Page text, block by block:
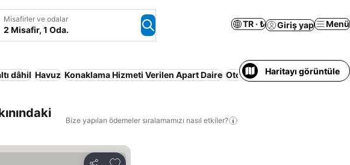
Misafirler ve odalar
2 Misafir, 1 Oda.
TR · ₺ Giriş yap Menü
dâhil Havuz Konaklama Hizmeti Verilen Apart Daire Otopark Tatil Köyü Yarım
Haritayı görüntüle
Bize yapılan ödemeler sıralamamızı nasıl etkiler?
Favorilerime ekle